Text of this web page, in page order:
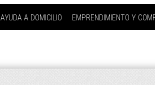
AYUDA A DOMICILIO EMPRENDIMIENTO Y